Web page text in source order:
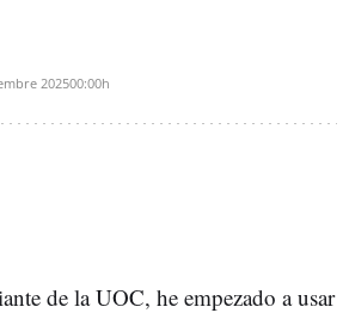
202500:00h
de la UOC, he empezado a usar